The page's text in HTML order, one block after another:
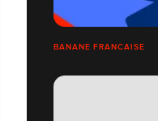
BANANE FRANCAISE